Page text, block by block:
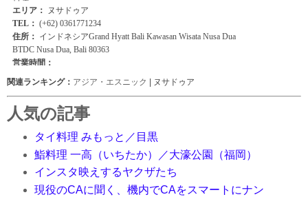
関連ランキング： アジア・エスニック | ヌサドゥア
人気の記事
タイ料理 みもっと／目黒
鮨料理 一高（いちたか）／大濠公園（福岡）
インスタ映えするヤクザたち
現役のCAに聞く、機内でCAをスマートにナン